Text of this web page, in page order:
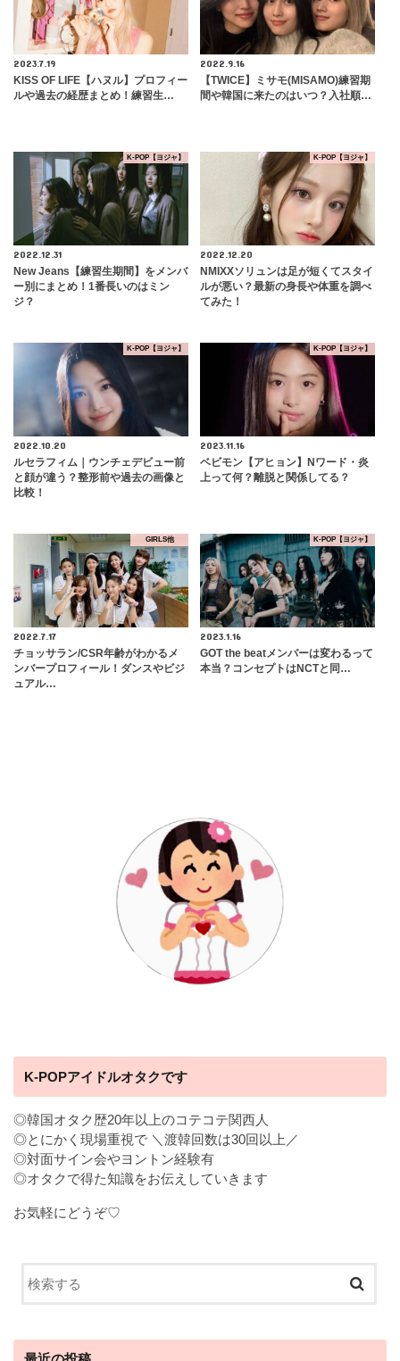
2023.7.19
KISS OF LIFE【ハヌル】プロフィー
ルや過去の経歴まとめ！練習生…
2022.9.16
【TWICE】ミサモ(MISAMO)練習期
間や韓国に来たのはいつ？入社順…
K-POP【ヨジャ】
2022.12.31
New Jeans【練習生期間】をメンバ
ー別にまとめ！1番長いのはミン
ジ？
K-POP【ヨジャ】
2022.12.20
NMIXXソリュンは足が短くてスタイ
ルが悪い？最新の身長や体重を調べ
てみた！
K-POP【ヨジャ】
2022.10.20
ルセラフィム｜ウンチェデビュー前
と顔が違う？整形前や過去の画像と
比較！
K-POP【ヨジャ】
2023.11.16
ベビモン【アヒョン】Nワード・炎
上って何？離脱と関係してる？
GIRLS他
2022.7.17
チョッサラン/CSR年齢がわかるメ
ンバープロフィール！ダンスやビジ
ュアル…
K-POP【ヨジャ】
2023.1.16
GOT the beatメンバーは変わるって
本当？コンセプトはNCTと同…
K-POPアイドルオタクです
◎韓国オタク歴20年以上のコテコテ関西人
◎とにかく現場重視で ＼渡韓回数は30回以上／
◎対面サイン会やヨントン経験有
◎オタクで得た知識をお伝えしていきます
お気軽にどうぞ♡